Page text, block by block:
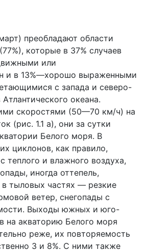
преобладают области
которые в 37% случаев
или
и в 13%—хорошо выраженными
с запада и северо-
океана.
скоростями (50—70 км/ч) на
(рис. 1.1 а), они за сутки
Белого моря. В
циклонов, как правило,
теплого и влажного воздуха,
иногда оттепель,
тыловых частях — резкие
ветер, снегопады с
Выходы южных и юго-
на акваторию Белого моря
реже, их повторяемость
3 и 8%. С ними также